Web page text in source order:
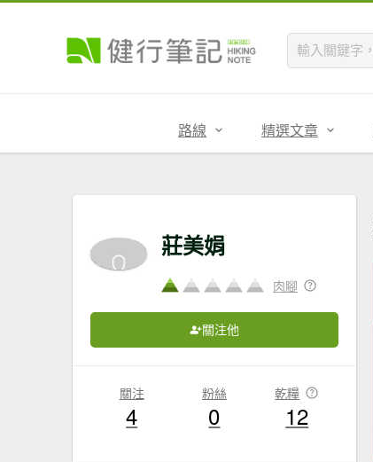
路線 精選文章
莊美娟
肉腳
關注他
關注
4
粉絲
0
乾糧
12